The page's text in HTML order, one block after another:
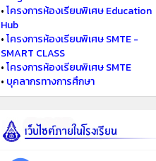
•โครงการห้องเรียนพิเศษ Education
Hub
•โครงการห้องเรียนพิเศษ SMTE -
SMART CLASS
•โครงการห้องเรียนพิเศษ SMTE
• บุคลากรทางการศึกษา